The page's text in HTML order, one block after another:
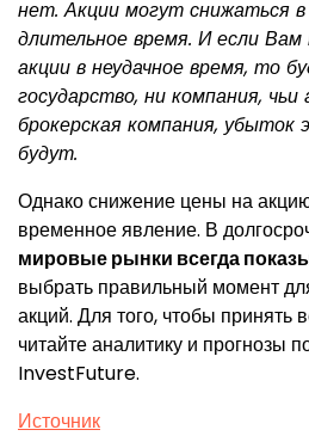
нет. Акции могут снижаться
длительное время. И если
акции в неудачное время, то
государство, ни компания,
брокерская компания,
будут.
Однако снижение цены на
временное явление. В
мировые рынки всегда
выбрать правильный момент
акций. Для того, чтобы принять
читайте аналитику и прогнозы
InvestFuture.
Источник